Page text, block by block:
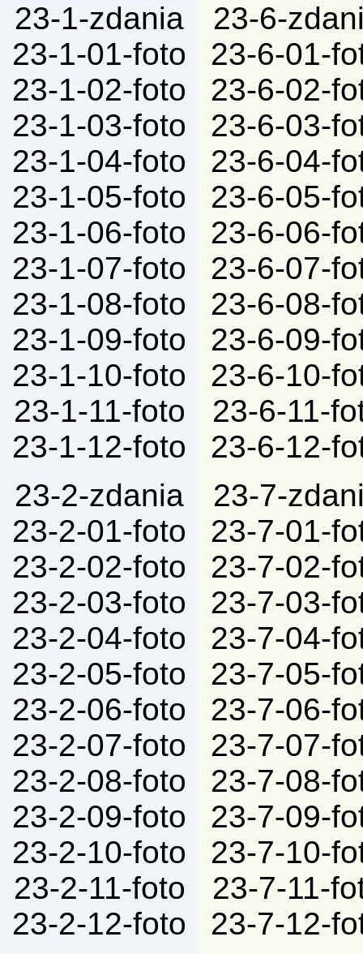
23-1-zdania
23-1-01-foto
23-1-02-foto
23-1-03-foto
23-1-04-foto
23-1-05-foto
23-1-06-foto
23-1-07-foto
23-1-08-foto
23-1-09-foto
23-1-10-foto
23-1-11-foto
23-1-12-foto
23-2-zdania
23-2-01-foto
23-2-02-foto
23-2-03-foto
23-2-04-foto
23-2-05-foto
23-2-06-foto
23-2-07-foto
23-2-08-foto
23-2-09-foto
23-2-10-foto
23-2-11-foto
23-2-12-foto
23-6-
23-6-01-
23-6-02-
23-6-03-
23-6-04-
23-6-05-
23-6-06-
23-6-07-
23-6-08-
23-6-09-
23-6-10-
23-6-11-
23-6-12-
23-7-
23-7-01-
23-7-02-
23-7-03-
23-7-04-
23-7-05-
23-7-06-
23-7-07-
23-7-08-
23-7-09-
23-7-10-
23-7-11-
23-7-12-